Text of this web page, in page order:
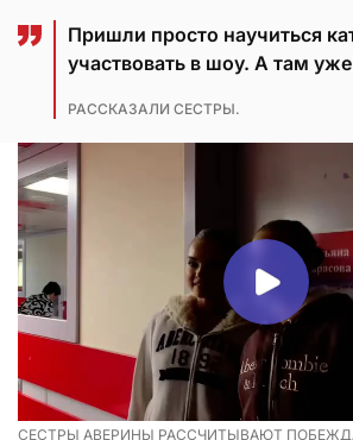
Пришли просто научиться
участвовать в шоу. А там
РАССКАЗАЛИ СЕСТРЫ.
СЕСТРЫ АВЕРИНЫ РАССЧИТЫВАЮТ